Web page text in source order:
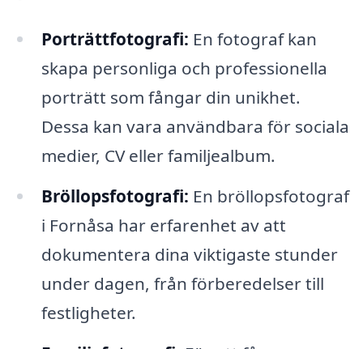
Porträttfotografi: En fotograf kan
skapa personliga och professionella
porträtt som fångar din unikhet.
Dessa kan vara användbara för sociala
medier, CV eller familjealbum.
Bröllopsfotografi: En bröllopsfotograf
i Fornåsa har erfarenhet av att
dokumentera dina viktigaste stunder
under dagen, från förberedelser till
festligheter.